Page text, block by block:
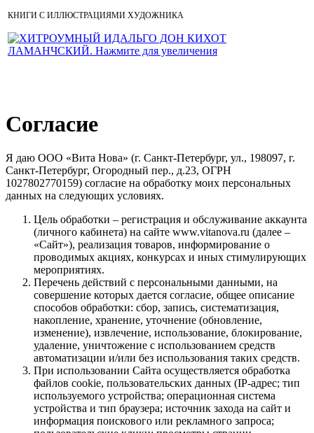
КНИГИ С ИЛЛЮСТРАЦИЯМИ ХУДОЖНИКА
Согласие
Я даю ООО «Вита Нова» (г. Санкт-Петербург, ул., 198097, г.
Санкт-Петербург, Огородный пер., д.23, ОГРН
1027802770159) согласие на обработку моих персональных
данных на следующих условиях.
Цель обработки – регистрация и обслуживание аккаунта
(личного кабинета) на сайте www.vitanova.ru (далее –
«Сайт»), реализация товаров, информирование о
проводимых акциях, конкурсах и иных стимулирующих
мероприятиях.
Перечень действий с персональными данными, на
совершение которых дается согласие, общее описание
способов обработки: сбор, запись, систематизация,
накопление, хранение, уточнение (обновление,
изменение), извлечение, использование, блокирование,
удаление, уничтожение с использованием средств
автоматизации и/или без использования таких средств.
При использовании Сайта осуществляется обработка
файлов cookie, пользовательских данных (IP-адрес; тип
используемого устройства; операционная система
устройства и тип браузера; источник захода на сайт и
информация поискового или рекламного запроса;